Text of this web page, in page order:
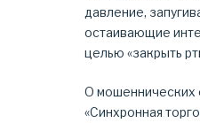
давление,
остаивающие
целью «закрыть
О мошеннических
«Синхронная